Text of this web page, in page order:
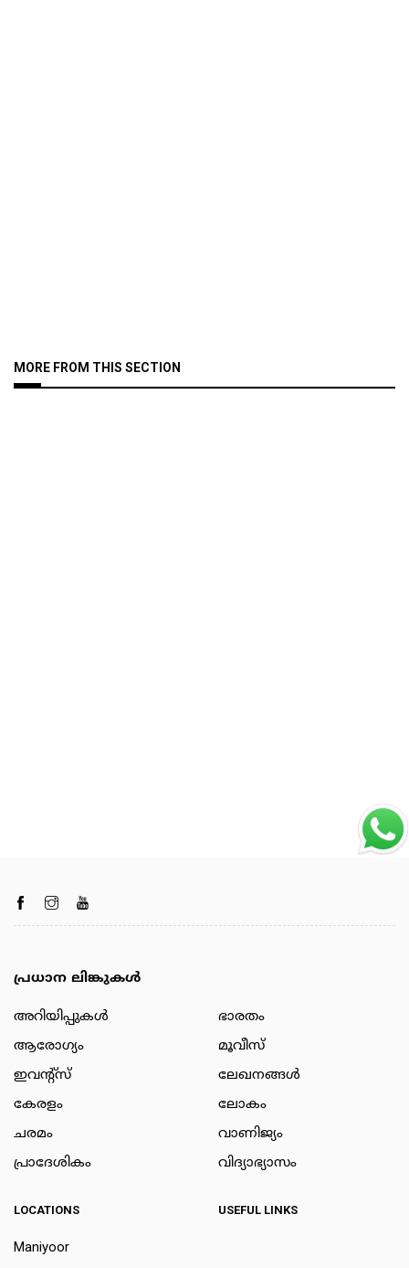
MORE FROM THIS SECTION
പ്രധാന ലിങ്കുകൾ
അറിയിപ്പുകള്‍
ആരോഗ്യം
ഇവന്റ്സ്
കേരളം
ചരമം
പ്രാദേശികം
ഭാരതം
മൂവീസ്
ലേഖനങ്ങള്‍
ലോകം
വാണിജ്യം
വിദ്യാഭ്യാസം
LOCATIONS
Maniyoor
USEFUL LINKS